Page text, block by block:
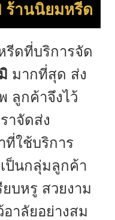
ร้านนิยมหรีด
รีดที่บริการจัด
มากที่สุด ส่ง
ลูกค้าจึงไว้
าจัดส่ง
ที่ใช้บริการ
ป็นกลุ่มลูกค้า
บหรู สวยงาม
อาลัยอย่างสม